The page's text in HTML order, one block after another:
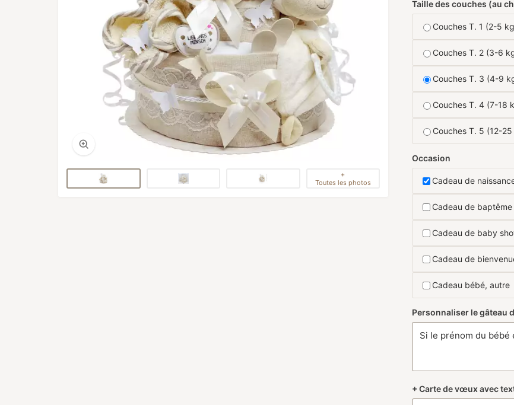
+
Toutes les photos
Taille des couches (au
Couches T. 1 (2-5
Couches T. 2 (3-6
Couches T. 3 (4-9
Couches T. 4 (7-18
Couches T. 5 (12-
Occasion
Cadeau de
Cadeau de baptême
Cadeau de baby
Cadeau de
Cadeau bébé, autre
Personnaliser le gâteau
+ Carte de vœux avec